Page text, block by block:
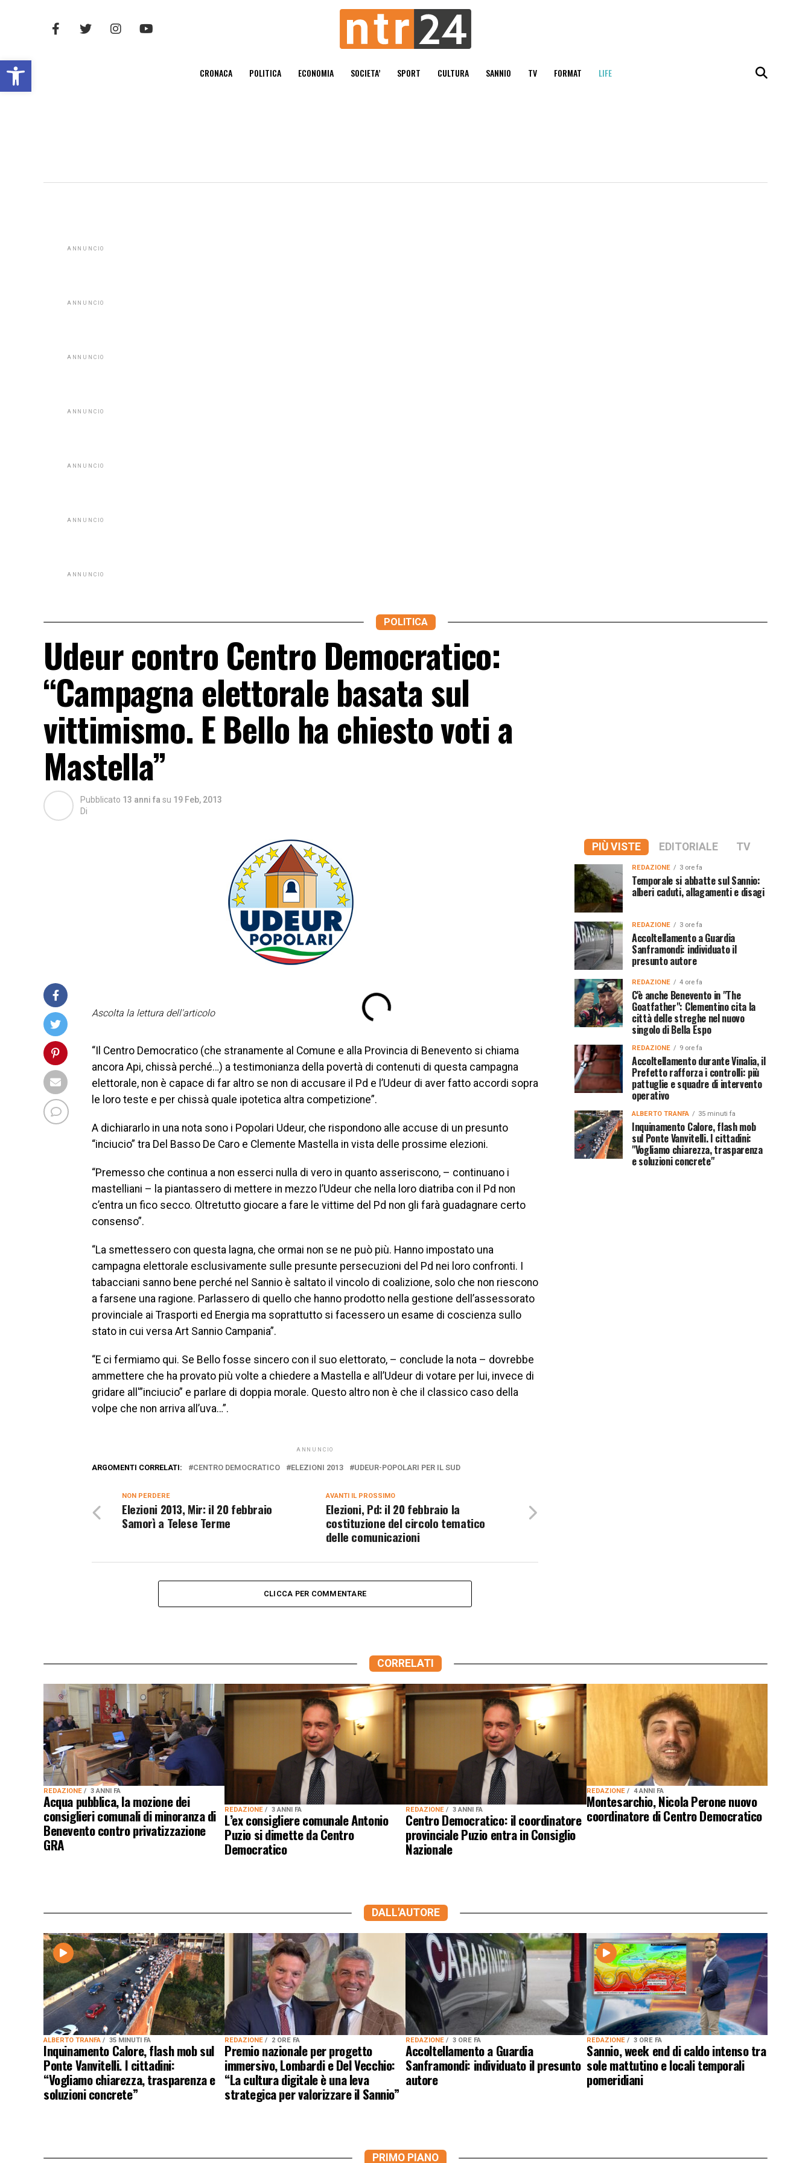
Open toolbar CRONACA POLITICA ECONOMIA SOCIETA’ SPORT CULTURA SANNIO TV FORMAT LIFE
ANNUNCIO
ANNUNCIO
ANNUNCIO
ANNUNCIO
ANNUNCIO
ANNUNCIO
ANNUNCIO
POLITICA
Udeur contro Centro Democratico:
“Campagna elettorale basata sul
vittimismo. E Bello ha chiesto voti a
Mastella”
Pubblicato 13 anni fa su 19 Feb, 2013
Di
Ascolta la lettura dell'articolo
“Il Centro Democratico (che stranamente al Comune e alla Provincia di Benevento si chiama
ancora Api, chissà perché…) a testimonianza della povertà di contenuti di questa campagna
elettorale, non è capace di far altro se non di accusare il Pd e l’Udeur di aver fatto accordi sopra
le loro teste e per chissà quale ipotetica altra competizione”.
A dichiararlo in una nota sono i Popolari Udeur, che rispondono alle accuse di un presunto
“inciucio” tra Del Basso De Caro e Clemente Mastella in vista delle prossime elezioni.
“Premesso che continua a non esserci nulla di vero in quanto asseriscono, – continuano i
mastelliani – la piantassero di mettere in mezzo l’Udeur che nella loro diatriba con il Pd non
c’entra un fico secco. Oltretutto giocare a fare le vittime del Pd non gli farà guadagnare certo
consenso”.
“La smettessero con questa lagna, che ormai non se ne può più. Hanno impostato una
campagna elettorale esclusivamente sulle presunte persecuzioni del Pd nei loro confronti. I
tabacciani sanno bene perché nel Sannio è saltato il vincolo di coalizione, solo che non riescono
a farsene una ragione. Parlassero di quello che hanno prodotto nella gestione dell’assessorato
provinciale ai Trasporti ed Energia ma soprattutto si facessero un esame di coscienza sullo
stato in cui versa Art Sannio Campania”.
“E ci fermiamo qui. Se Bello fosse sincero con il suo elettorato, – conclude la nota – dovrebbe
ammettere che ha provato più volte a chiedere a Mastella e all’Udeur di votare per lui, invece di
gridare all'”inciucio” e parlare di doppia morale. Questo altro non è che il classico caso della
volpe che non arriva all’uva…”.
ANNUNCIO
ARGOMENTI CORRELATI: CENTRO DEMOCRATICO ELEZIONI 2013 UDEUR-POPOLARI PER IL SUD
AVANTI IL ​​PROSSIMO
Elezioni, Pd: il 20 febbraio la
costituzione del circolo tematico
delle comunicazioni
NON PERDERE
Elezioni 2013, Mir: il 20 febbraio
Samorì a Telese Terme
CLICCA PER COMMENTARE
PIÙ VISTE EDITORIALE TV
REDAZIONE 3 ore fa
Temporale si abbatte sul Sannio:
alberi caduti, allagamenti e disagi
REDAZIONE 3 ore fa
Accoltellamento a Guardia
Sanframondi: individuato il
presunto autore
REDAZIONE 4 ore fa
C'è anche Benevento in "The
Goatfather": Clementino cita la
città delle streghe nel nuovo
singolo di Bella Espo
REDAZIONE 9 ore fa
Accoltellamento durante Vinalia, il
Prefetto rafforza i controlli: più
pattuglie e squadre di intervento
operativo
ALBERTO TRANFA 35 minuti fa
Inquinamento Calore, flash mob
sul Ponte Vanvitelli. I cittadini:
"Vogliamo chiarezza, trasparenza
e soluzioni concrete"
CORRELATI
REDAZIONE 3 ANNI FA
Acqua pubblica, la mozione dei
consiglieri comunali di minoranza di
Benevento contro privatizzazione
GRA
REDAZIONE 3 ANNI FA
L’ex consigliere comunale Antonio
Puzio si dimette da Centro
Democratico
REDAZIONE 3 ANNI FA
Centro Democratico: il coordinatore
provinciale Puzio entra in Consiglio
Nazionale
REDAZIONE 4 ANNI FA
Montesarchio, Nicola Perone nuovo
coordinatore di Centro Democratico
DALL'AUTORE
ALBERTO TRANFA 35 MINUTI FA
Inquinamento Calore, flash mob sul
Ponte Vanvitelli. I cittadini:
“Vogliamo chiarezza, trasparenza e
soluzioni concrete”
REDAZIONE 2 ORE FA
Premio nazionale per progetto
immersivo, Lombardi e Del Vecchio:
“La cultura digitale è una leva
strategica per valorizzare il Sannio”
REDAZIONE 3 ORE FA
Accoltellamento a Guardia
Sanframondi: individuato il presunto
autore
REDAZIONE 3 ORE FA
Sannio, week end di caldo intenso tra
sole mattutino e locali temporali
pomeridiani
PRIMO PIANO